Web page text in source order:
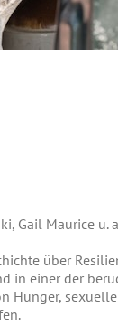
Maurice u.
über
in einer der